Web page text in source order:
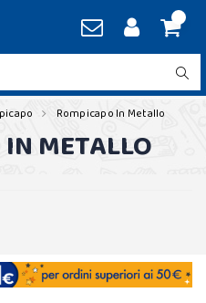
Rompicapo In Metallo
METALLO